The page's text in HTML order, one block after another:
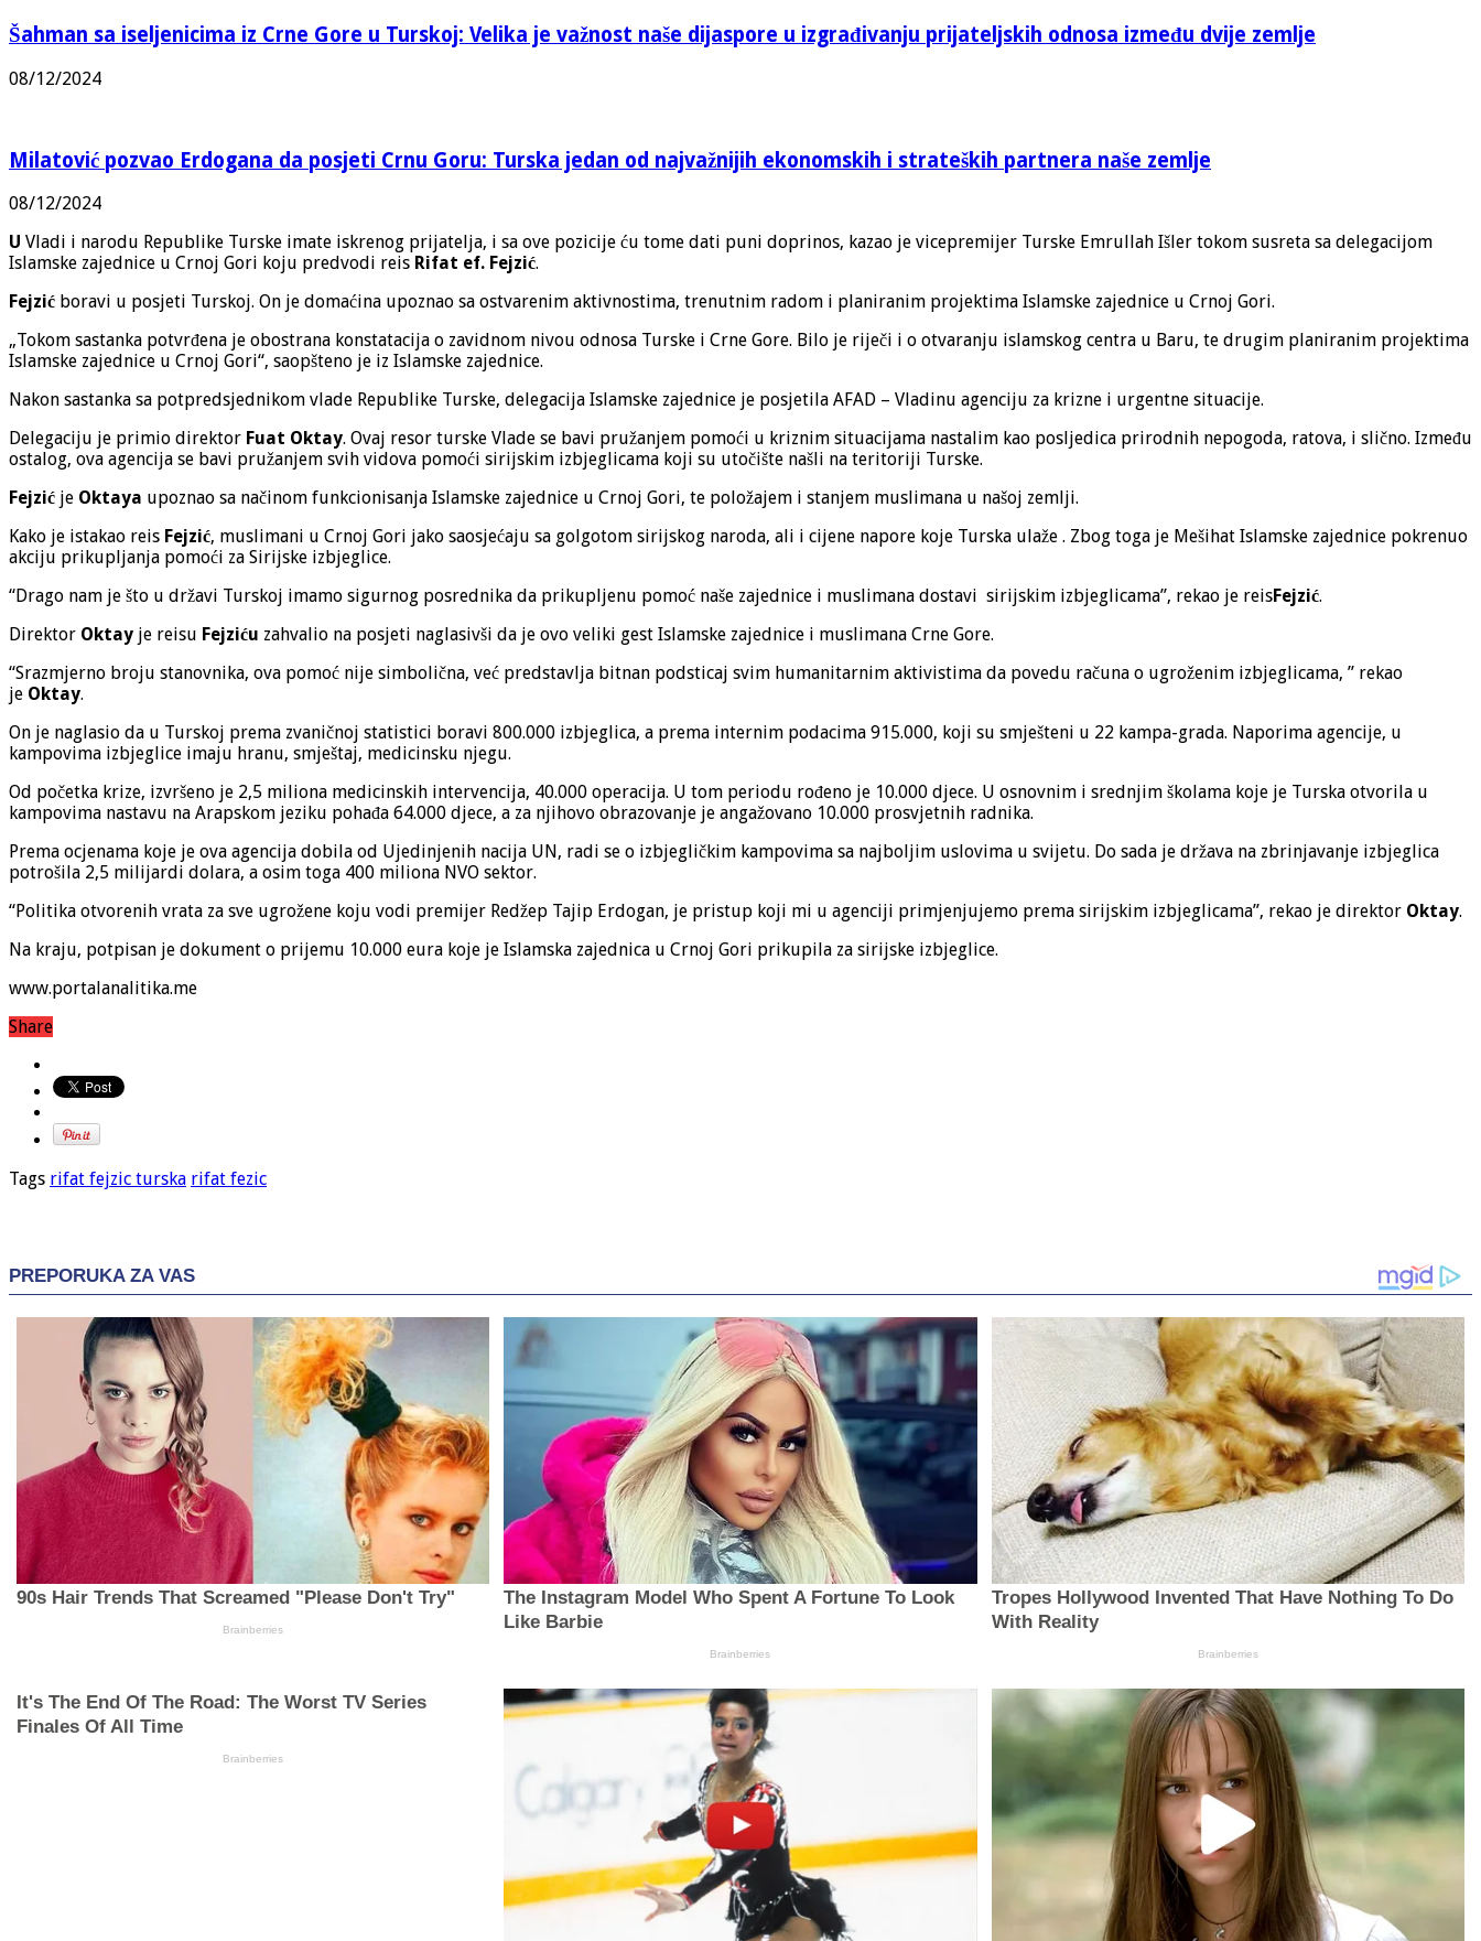
Šahman sa iseljenicima iz Crne Gore u Turskoj: Velika je važnost naše dijaspore u izgrađivanju prijateljskih odnosa između dvije zemlje
08/12/2024
Milatović pozvao Erdogana da posjeti Crnu Goru: Turska jedan od najvažnijih ekonomskih i strateških partnera naše zemlje
08/12/2024
U Vladi i narodu Republike Turske imate iskrenog prijatelja, i sa ove pozicije ću tome dati puni doprinos, kazao je vicepremijer Turske Emrullah Išler tokom susreta sa delegacijom
Islamske zajednice u Crnoj Gori koju predvodi reis Rifat ef. Fejzić.
Fejzić boravi u posjeti Turskoj. On je domaćina upoznao sa ostvarenim aktivnostima, trenutnim radom i planiranim projektima Islamske zajednice u Crnoj Gori.
„Tokom sastanka potvrđena je obostrana konstatacija o zavidnom nivou odnosa Turske i Crne Gore. Bilo je riječi i o otvaranju islamskog centra u Baru, te drugim planiranim projektima
Islamske zajednice u Crnoj Gori“, saopšteno je iz Islamske zajednice.
Nakon sastanka sa potpredsjednikom vlade Republike Turske, delegacija Islamske zajednice je posjetila AFAD – Vladinu agenciju za krizne i urgentne situacije.
Delegaciju je primio direktor Fuat Oktay. Ovaj resor turske Vlade se bavi pružanjem pomoći u kriznim situacijama nastalim kao posljedica prirodnih nepogoda, ratova, i slično. Između
ostalog, ova agencija se bavi pružanjem svih vidova pomoći sirijskim izbjeglicama koji su utočište našli na teritoriji Turske.
Fejzić je Oktaya upoznao sa načinom funkcionisanja Islamske zajednice u Crnoj Gori, te položajem i stanjem muslimana u našoj zemlji.
Kako je istakao reis Fejzić, muslimani u Crnoj Gori jako saosjećaju sa golgotom sirijskog naroda, ali i cijene napore koje Turska ulaže . Zbog toga je Mešihat Islamske zajednice pokrenuo
akciju prikupljanja pomoći za Sirijske izbjeglice.
“Drago nam je što u državi Turskoj imamo sigurnog posrednika da prikupljenu pomoć naše zajednice i muslimana dostavi sirijskim izbjeglicama”, rekao je reisFejzić.
Direktor Oktay je reisu Fejziću zahvalio na posjeti naglasivši da je ovo veliki gest Islamske zajednice i muslimana Crne Gore.
“Srazmjerno broju stanovnika, ova pomoć nije simbolična, već predstavlja bitnan podsticaj svim humanitarnim aktivistima da povedu računa o ugroženim izbjeglicama, ” rekao
je Oktay.
On je naglasio da u Turskoj prema zvaničnoj statistici boravi 800.000 izbjeglica, a prema internim podacima 915.000, koji su smješteni u 22 kampa-grada. Naporima agencije, u
kampovima izbjeglice imaju hranu, smještaj, medicinsku njegu.
Od početka krize, izvršeno je 2,5 miliona medicinskih intervencija, 40.000 operacija. U tom periodu rođeno je 10.000 djece. U osnovnim i srednjim školama koje je Turska otvorila u
kampovima nastavu na Arapskom jeziku pohađa 64.000 djece, a za njihovo obrazovanje je angažovano 10.000 prosvjetnih radnika.
Prema ocjenama koje je ova agencija dobila od Ujedinjenih nacija UN, radi se o izbjegličkim kampovima sa najboljim uslovima u svijetu. Do sada je država na zbrinjavanje izbjeglica
potrošila 2,5 milijardi dolara, a osim toga 400 miliona NVO sektor.
“Politika otvorenih vrata za sve ugrožene koju vodi premijer Redžep Tajip Erdogan, je pristup koji mi u agenciji primjenjujemo prema sirijskim izbjeglicama”, rekao je direktor Oktay.
Na kraju, potpisan je dokument o prijemu 10.000 eura koje je Islamska zajednica u Crnoj Gori prikupila za sirijske izbjeglice.
www.portalanalitika.me
Share
Tags rifat fejzic turska rifat fezic